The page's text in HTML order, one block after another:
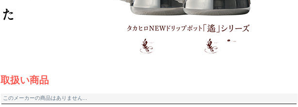
取扱い商品
このメーカーの商品はありません...